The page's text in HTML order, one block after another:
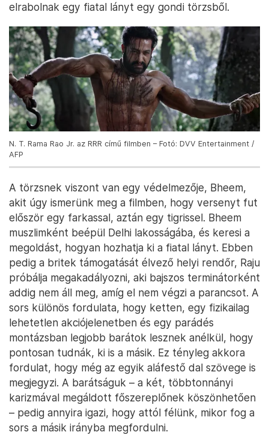
elrabolnak egy fiatal lányt egy gondi törzsből.
N. T. Rama Rao Jr. az RRR című filmben – Fotó: DVV Entertainment /
AFP
A törzsnek viszont van egy védelmezője, Bheem,
akit úgy ismerünk meg a filmben, hogy versenyt fut
először egy farkassal, aztán egy tigrissel. Bheem
muszlimként beépül Delhi lakosságába, és keresi a
megoldást, hogyan hozhatja ki a fiatal lányt. Ebben
pedig a britek támogatását élvező helyi rendőr, Raju
próbálja megakadályozni, aki bajszos terminátorként
addig nem áll meg, amíg el nem végzi a parancsot. A
sors különös fordulata, hogy ketten, egy fizikailag
lehetetlen akciójelenetben és egy parádés
montázsban legjobb barátok lesznek anélkül, hogy
pontosan tudnák, ki is a másik. Ez tényleg akkora
fordulat, hogy még az egyik aláfestő dal szövege is
megjegyzi. A barátságuk – a két, többtonnányi
karizmával megáldott főszereplőnek köszönhetően
– pedig annyira igazi, hogy attól félünk, mikor fog a
sors a másik irányba megfordulni.